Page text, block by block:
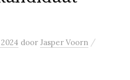
door Jasper Voorn /